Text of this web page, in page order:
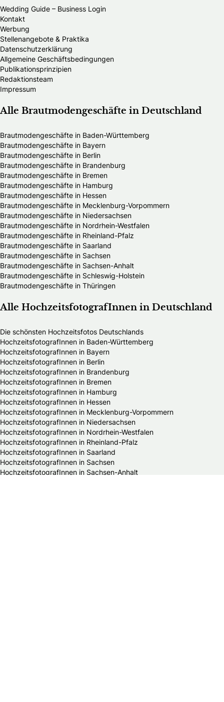
Wedding Guide – Business Login
Kontakt
Werbung
Stellenangebote & Praktika
Datenschutzerklärung
Allgemeine Geschäftsbedingungen
Publikationsprinzipien
Redaktionsteam
Impressum
Alle Brautmodengeschäfte in Deutschland
Brautmodengeschäfte in Baden-Württemberg
Brautmodengeschäfte in Bayern
Brautmodengeschäfte in Berlin
Brautmodengeschäfte in Brandenburg
Brautmodengeschäfte in Bremen
Brautmodengeschäfte in Hamburg
Brautmodengeschäfte in Hessen
Brautmodengeschäfte in Mecklenburg-Vorpommern
Brautmodengeschäfte in Niedersachsen
Brautmodengeschäfte in Nordrhein-Westfalen
Brautmodengeschäfte in Rheinland-Pfalz
Brautmodengeschäfte in Saarland
Brautmodengeschäfte in Sachsen
Brautmodengeschäfte in Sachsen-Anhalt
Brautmodengeschäfte in Schleswig-Holstein
Brautmodengeschäfte in Thüringen
Alle HochzeitsfotografInnen in Deutschland
Die schönsten Hochzeitsfotos Deutschlands
HochzeitsfotografInnen in Baden-Württemberg
HochzeitsfotografInnen in Bayern
HochzeitsfotografInnen in Berlin
HochzeitsfotografInnen in Brandenburg
HochzeitsfotografInnen in Bremen
HochzeitsfotografInnen in Hamburg
HochzeitsfotografInnen in Hessen
HochzeitsfotografInnen in Mecklenburg-Vorpommern
HochzeitsfotografInnen in Niedersachsen
HochzeitsfotografInnen in Nordrhein-Westfalen
HochzeitsfotografInnen in Rheinland-Pfalz
HochzeitsfotografInnen in Saarland
HochzeitsfotografInnen in Sachsen
HochzeitsfotografInnen in Sachsen-Anhalt